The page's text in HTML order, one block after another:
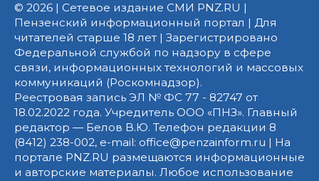
© 2026 | Сетевое издание СМИ PNZ.RU |
Пензенский информационный портал | Для
читателей старше 18 лет | Зарегистрировано
Федеральной службой по надзору в сфере
связи, информационных технологий и массовых
коммуникаций (Роскомнадзор).
Реестровая запись ЭЛ № ФС 77 - 82747 от
18.02.2022 года. Учредитель ООО «ПНЗ». Главный
редактор — Белов В.Ю. Телефон редакции 8
(8412) 238-002, e-mail: office@penzainform.ru | На
портале PNZ.RU размещаются информационные
и авторские материалы. Любое использование